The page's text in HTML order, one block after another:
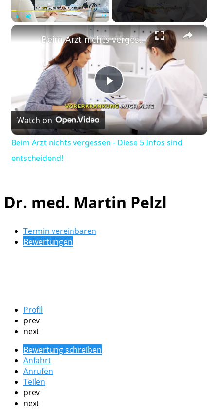
×
Play
Video
Beim Arzt nichts vergessen - Diese 5 Infos sind entscheidend!
Watch on
Beim Arzt nichts vergessen - Diese 5 Infos sind
entscheidend!
Dr. med. Martin Pelzl
Termin vereinbaren
Bewertungen
Profil
prev
next
Bewertung schreiben
Anfahrt
Anrufen
Teilen
prev
next